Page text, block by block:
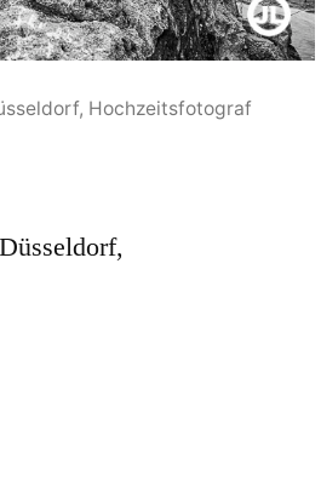
Hochzeitsfotograf